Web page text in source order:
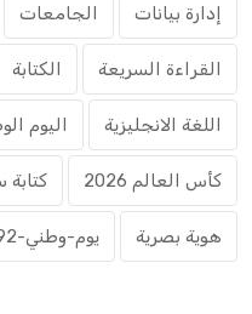
إدارة بيانات الجامعات
القراءة السريعة الكتابة
اللغة الانجليزية اليوم
كأس العالم 2026 كتابة
هوية بصرية يوم-وطني-92